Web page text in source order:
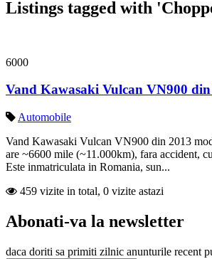
Listings tagged with
6000
Vand Kawasaki Vulcan VN900
Automobile
Vand Kawasaki Vulcan VN900 din 2013
are ~6600 mile (~11.000km), fara accident,
Este inmatriculata in Romania, sun...
459 vizite in total, 0 vizite astazi
Abonati-va la newsletter
daca doriti sa primiti zilnic anunturile recent